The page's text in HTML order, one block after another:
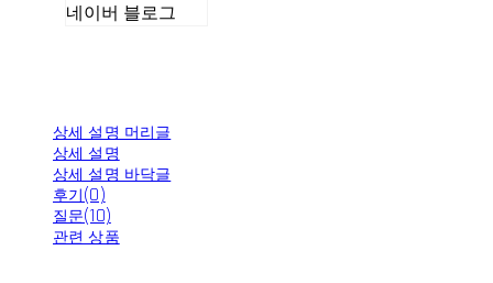
네이버 블로그
상세 설명 머리글
상세 설명
상세 설명 바닥글
후기(0)
질문(10)
관련 상품